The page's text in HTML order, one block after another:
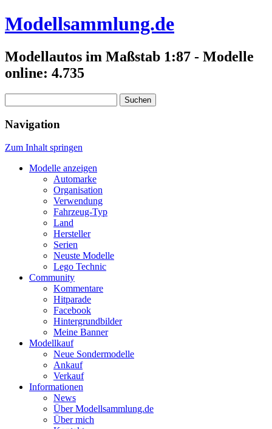
Modellsammlung.de
Modellautos im Maßstab 1:87 - Modelle
online: 4.735
nach:
Navigation
Zum Inhalt springen
Modelle anzeigen
Automarke
Organisation
Verwendung
Fahrzeug-Typ
Land
Hersteller
Serien
Neuste Modelle
Lego Technic
Community
Kommentare
Hitparade
Facebook
Hintergrundbilder
Meine Banner
Modellkauf
Neue Sondermodelle
Ankauf
Verkauf
Informationen
News
Über Modellsammlung.de
Über mich